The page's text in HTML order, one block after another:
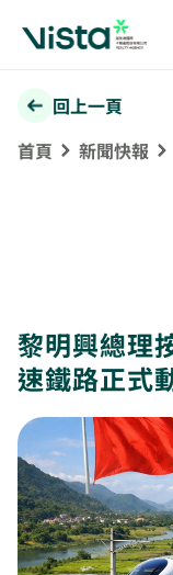
回上一頁
首頁
新聞快報
黎明興總理
速鐵路正式